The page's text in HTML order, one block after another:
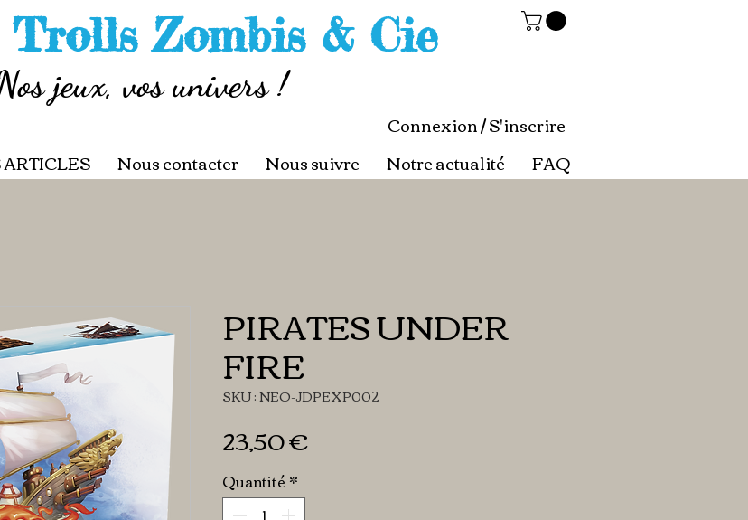
Zombis & Cie
jeux, vos univers !
Connexion / S'inscrire
Nous contacter Nous suivre Notre actualité FAQ
PIRATES UNDER
FIRE
SKU : NEO-JDPEXP002
23,50 €Prix
Quantité *